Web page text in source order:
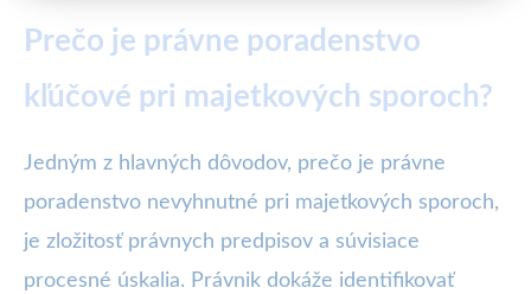
Prečo je právne poradenstvo
kľúčové pri majetkových sporoch?
Jedným z hlavných dôvodov, prečo je právne
poradenstvo nevyhnutné pri majetkových sporoch,
je zložitosť právnych predpisov a súvisiace
procesné úskalia. Právnik dokáže identifikovať